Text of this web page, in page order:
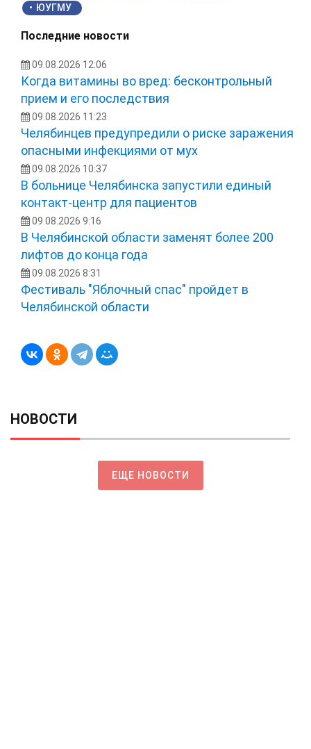
ЮУГМУ
Последние новости
09.08.2026 12:06
Когда витамины во вред: бесконтрольный
прием и его последствия
09.08.2026 11:23
Челябинцев предупредили о риске заражения
опасными инфекциями от мух
09.08.2026 10:37
В больнице Челябинска запустили единый
контакт-центр для пациентов
09.08.2026 9:16
В Челябинской области заменят более 200
лифтов до конца года
09.08.2026 8:31
Фестиваль "Яблочный спас" пройдет в
Челябинской области
НОВОСТИ
ЕЩЕ НОВОСТИ